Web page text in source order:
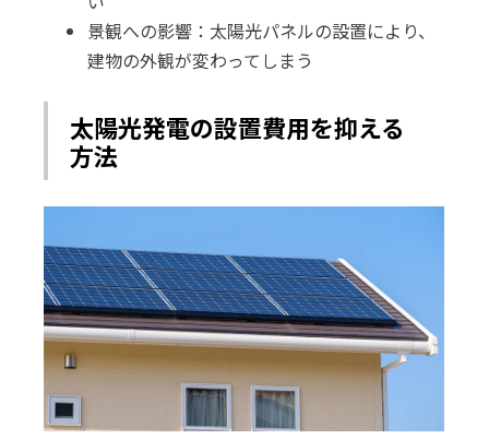
景観への影響：太陽光パネルの設置により、
建物の外観が変わってしまう
太陽光発電の設置費用を抑える
方法